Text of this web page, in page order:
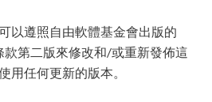
以遵照自由軟體基金會出版的
第二版來修改和/或重新發佈這
用任何更新的版本。